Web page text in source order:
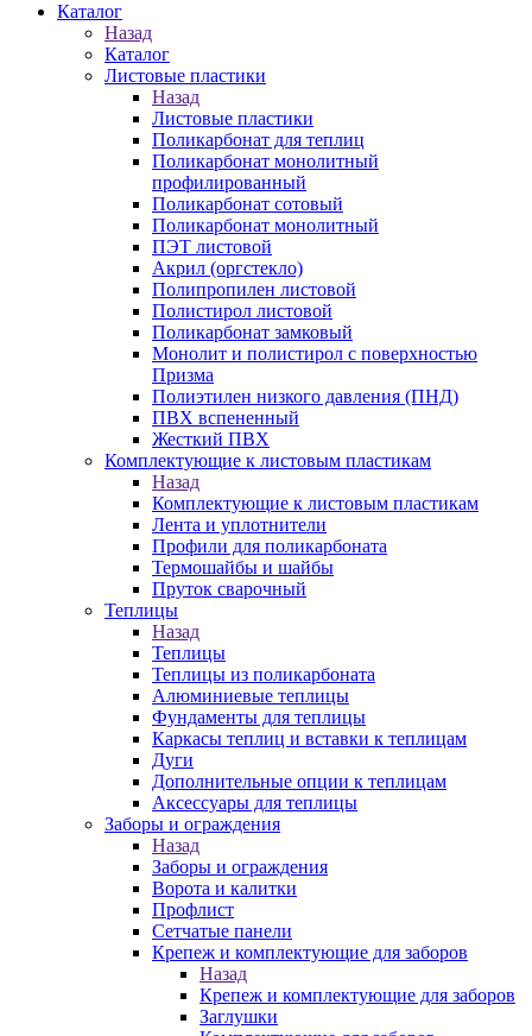
Каталог
Назад
Каталог
Листовые пластики
Назад
Листовые пластики
Поликарбонат для теплиц
Поликарбонат монолитный
профилированный
Поликарбонат сотовый
Поликарбонат монолитный
ПЭТ листовой
Акрил (оргстекло)
Полипропилен листовой
Полистирол листовой
Поликарбонат замковый
Монолит и полистирол с поверхностью
Призма
Полиэтилен низкого давления (ПНД)
ПВХ вспененный
Жесткий ПВХ
Комплектующие к листовым пластикам
Назад
Комплектующие к листовым пластикам
Лента и уплотнители
Профили для поликарбоната
Термошайбы и шайбы
Пруток сварочный
Теплицы
Назад
Теплицы
Теплицы из поликарбоната
Алюминиевые теплицы
Фундаменты для теплицы
Каркасы теплиц и вставки к теплицам
Дуги
Дополнительные опции к теплицам
Аксессуары для теплицы
Заборы и ограждения
Назад
Заборы и ограждения
Ворота и калитки
Профлист
Сетчатые панели
Крепеж и комплектующие для заборов
Назад
Крепеж и комплектующие для заборов
Заглушки